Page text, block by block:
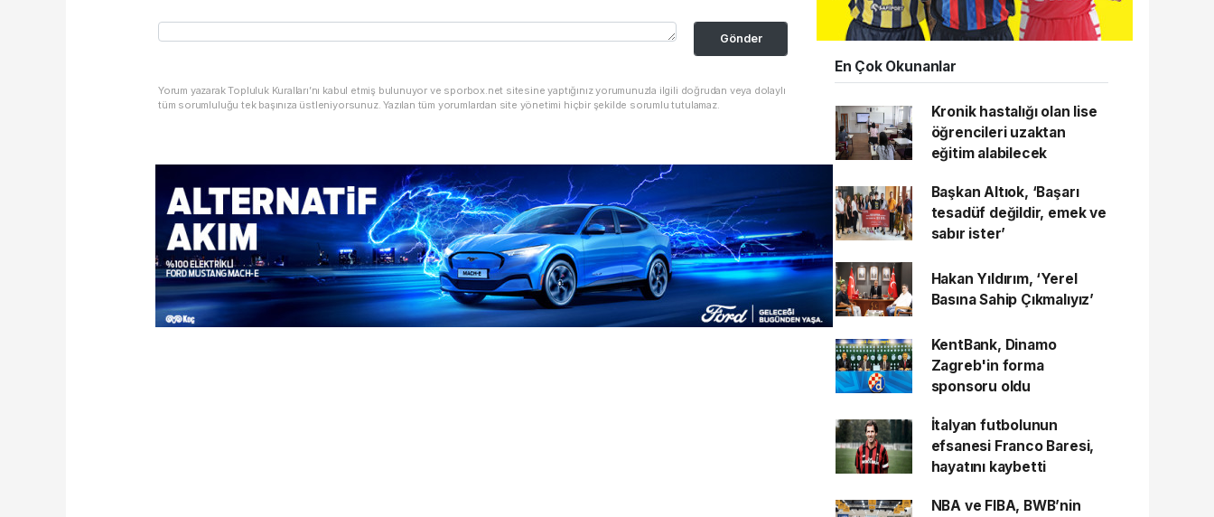
Gönder
Yorum yazarak Topluluk Kuralları’nı kabul etmiş bulunuyor ve sporbox.net sitesine yaptığınız yorumunuzla ilgili doğrudan veya dolaylı
tüm sorumluluğu tek başınıza üstleniyorsunuz. Yazılan tüm yorumlardan site yönetimi hiçbir şekilde sorumlu tutulamaz.
En Çok Okunanlar
Kronik hastalığı olan lise
öğrencileri uzaktan
eğitim alabilecek
Başkan Altıok, ‘Başarı
tesadüf değildir, emek ve
sabır ister’
Hakan Yıldırım, ‘Yerel
Basına Sahip Çıkmalıyız’
KentBank, Dinamo
Zagreb'in forma
sponsoru oldu
İtalyan futbolunun
efsanesi Franco Baresi,
hayatını kaybetti
NBA ve FIBA, BWB’nin